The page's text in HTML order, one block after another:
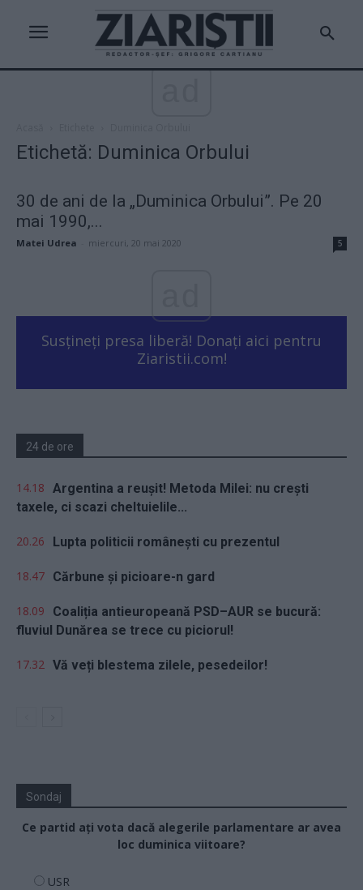
Etichetă: Duminica Orbului
30 de ani de la „Duminica Orbului”. Pe 20
mai 1990,...
Matei Udrea miercuri, 20 mai 2020 5
Susțineți presa liberă! Donați aici pentru
Ziaristii.com!
24 de ore
14.18 Argentina a reușit! Metoda Milei: nu crești
taxele, ci scazi cheltuielile...
20.26 Lupta politicii românești cu prezentul
18.47 Cărbune și picioare-n gard
18.09
Coaliția antieuropeană PSD–AUR se bucură:
fluviul Dunărea se trece cu piciorul!
17.32 Vă veți blestema zilele, pesedeilor!
Sondaj
Ce partid ați vota dacă alegerile parlamentare ar avea
loc duminica viitoare?
USR